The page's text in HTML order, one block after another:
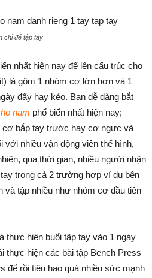
chỉ để tập tay
nhất hiện nay để lên cấu trúc cho
là gôm 1 nhóm cơ lớn hơn và 1
đẩy hay kéo. Bạn dễ dàng bắt
nam phổ biến nhất hiện nay;
bắp tay trước hay cơ ngực và
với nhiều vận động viên thể hình,
qua thời gian, nhiều người nhận
trong cả 2 trường hợp ví dụ bên
tập nhiều như nhóm cơ đầu tiên
thực hiện buổi tập tay vào 1 ngày
thực hiện các bài tập Bench Press
để rồi tiêu hao quá nhiều sức mạnh